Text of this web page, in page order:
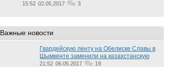
15:52 02.05.2017 3
Важные новости
Гвардейскую ленту на Обелиске Славы в
Шымкенте заменили на казахстанскую
21:52 06.05.2017 19